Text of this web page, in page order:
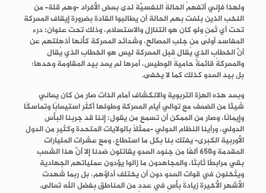
ولهذا فإني أتفهمُ الحالةَ النفسيَّةَ لدى بعض الأفراد -وهم قلة- من
النخب الذين بلغت بهم الحالة أن يطالبوا القادة بضرورة إيقاف المعركة
تحت أي ثمنٍ ولو كان هو التنازل والاستسلام، وذلك تحت عنوان: درء
المفاسد أولى من جلب المصالح، وشدائد المعركة كأنها أذهلتهم عن
أنَّ الخطاب الذي يُقال قبل المعركة ليس هو الخطاب الذي يُقال
والمعركةُ قائمةٌ حاميةُ الوطيس، أمرها لم يعد بيد المقاومة وحدها؛
بل بيد العدو كذلك كما لا يخفى.
وبعد هذه الهزة التربوية والانكشاف أمام الذات صار من كان يعاني
شيئًا من الضعف مع توالي أيام المعركة وطولها أكثر استيعابًا وتماسكًا
وإيمانًا، وصار من الممكن أن تسمع من يقول: إننا قد جربنا البأس
الدولي، ورأينا النظام الدولي -ممثلًا بالولايات المتحدة وكثيرٍ من الدول
الأوربية الكبرى- يفتك بنا بكل ما استطاع، ومع عشرات المليارات
المقدمة و650 ألفًا من جنود العدو يقاتلون ضدنا إلا أنَّ هذا الشعب
بقي مرابطًا ثابتًا، والمجاهدون ما زالوا يؤدون عملياتهم الجهادية
ويثخنون في قوات العدو دون أن يختلف أداؤهم، بل ربما شهدت
الأشهر الأخيرة زيادةَ بأسٍ في عددٍ من المناطق بفضل الله تعالى.